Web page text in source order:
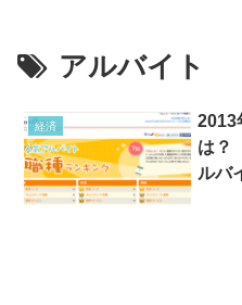
アルバイト
経済
2013
は？
ルバ